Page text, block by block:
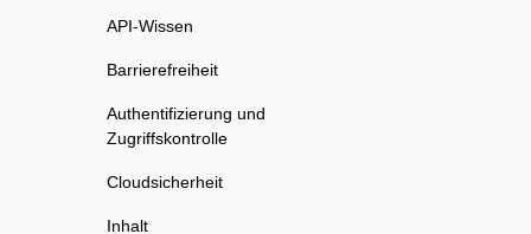
API-Wissen
Barrierefreiheit
Authentifizierung und
Zugriffskontrolle
Cloudsicherheit
Inhalt